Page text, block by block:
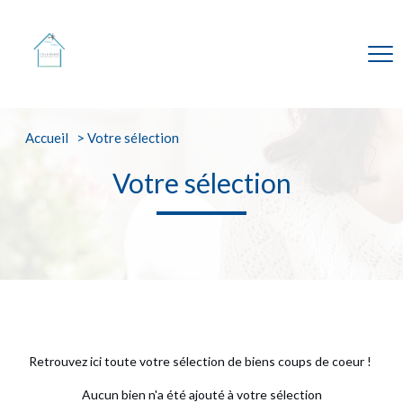
accueil votre sélection
votre sélection
Retrouvez ici toute votre sélection de biens coups de coeur !
Aucun bien n'a été ajouté à votre sélection